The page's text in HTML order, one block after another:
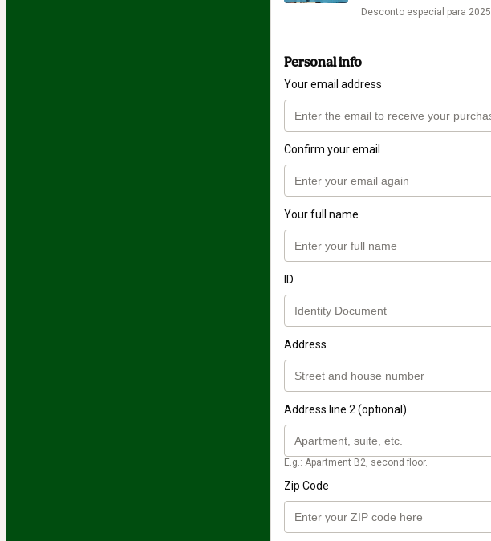
Desconto especial para 2025
Personal info
Your email address
Confirm your email
Your full name
ID
Address
Address line 2 (optional)
E.g.: Apartment B2, second floor.
Zip Code